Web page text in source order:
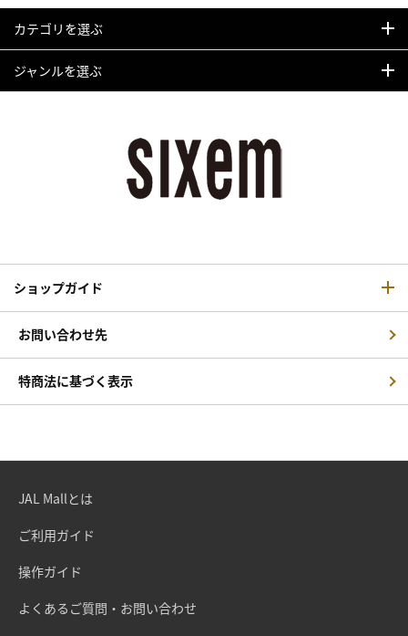
カテゴリを選ぶ
ジャンルを選ぶ
ショップガイド
お問い合わせ先
特商法に基づく表示
JAL Mallとは
ご利用ガイド
操作ガイド
よくあるご質問・お問い合わせ